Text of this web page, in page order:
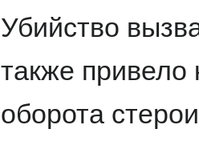
Убийство
также привело
оборота